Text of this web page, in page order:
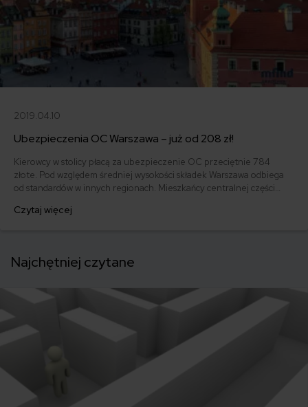
2019.04.10
Ubezpieczenia OC Warszawa – już od 208 zł!
Kierowcy w stolicy płacą za ubezpieczenie OC przeciętnie 784
złote. Pod względem średniej wysokości składek Warszawa odbiega
od standardów w innych regionach. Mieszkańcy centralnej części
złotych. W 2020 r. najtańsze OC w Warszawie wykupił 48-letni
Czytaj więcej
Najchętniej czytane